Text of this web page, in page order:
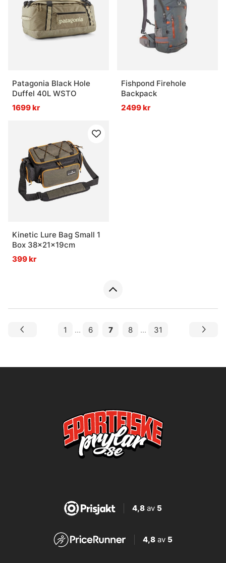
Patagonia Black Hole
Duffel 40L WSTO
1699 kr
Fishpond Firehole
Backpack
2499 kr
Kinetic Lure Bag Small 1
Box 38x21x19cm
399 kr
1 ... 6 7 8 ... 31
4,8av 5
4,8 av 5